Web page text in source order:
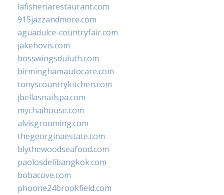
lafisheriarestaurant.com
915jazzandmore.com
aguadulce-countryfair.com
jakehovis.com
bosswingsduluth.com
birminghamautocare.com
tonyscountrykitchen.com
jbellasnailspa.com
mychaihouse.com
alvisgrooming.com
thegeorginaestate.com
blythewoodseafood.com
paolosdelibangkok.com
bobacove.com
phoone24brookfield.com